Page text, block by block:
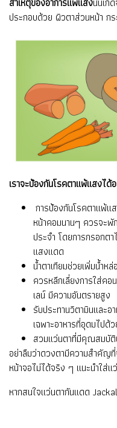
ประกอบด้วย ผิวตาส่วนหน้า ก
เราจะป้องกันโรคตาแพ้แสงได้
การป้องกันโรคตาแพ้แ
หน้าคอมนานๆ ควรจะพั
ประจำ โดยการกรอกตา
แสงแดด
น้ำตาเทียมช่วยเพิ่มน้ำหล่
ควรหลีกเลี่ยงการใส่ค
เลน์ มีความอันตรายสูง
รับประทานวิตามินและ
เฉพาะอาหารที่อุดมไปด้
สวมแว่นตาที่มีคุณสมบั
อย่าลืมว่าดวงตามีความสำคัญ
หน้าจอไม่ได้จริง ๆ แนะนำใส่
หากสนใจแว่นตากันแดด